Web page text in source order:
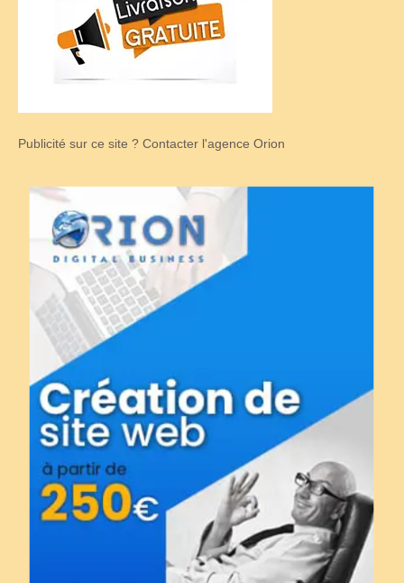
Publicité sur ce site ? Contacter l'agence Orion